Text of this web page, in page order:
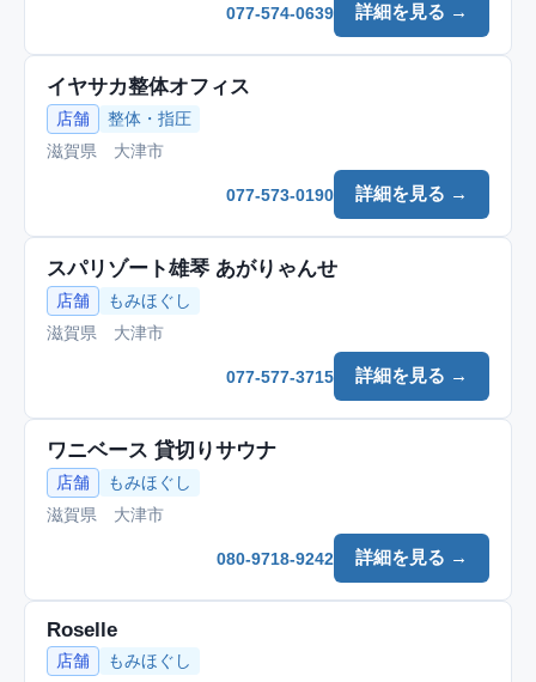
詳細を見る →
077-574-0639
イヤサカ整体オフィス
店舗
整体・指圧
滋賀県 大津市
詳細を見る →
077-573-0190
スパリゾート雄琴 あがりゃんせ
店舗
もみほぐし
滋賀県 大津市
詳細を見る →
077-577-3715
ワニベース 貸切りサウナ
店舗
もみほぐし
滋賀県 大津市
詳細を見る →
080-9718-9242
Roselle
店舗 もみほぐし